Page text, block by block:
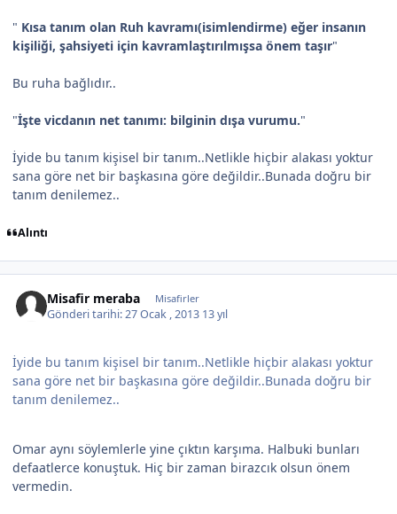
" Kısa tanım olan Ruh kavramı(isimlendirme) eğer insanın
kişiliği, şahsiyeti için kavramlaştırılmışsa önem taşır"
Bu ruha bağlıdır..
"İşte vicdanın net tanımı: bilginin dışa vurumu."
İyide bu tanım kişisel bir tanım..Netlikle hiçbir alakası yoktur
sana göre net bir başkasına göre değildir..Bunada doğru bir
tanım denilemez..
Alıntı
Misafir meraba Misafirler
Gönderi tarihi:27 Ocak , 2013 13 yıl
İyide bu tanım kişisel bir tanım..Netlikle hiçbir alakası yoktur
sana göre net bir başkasına göre değildir..Bunada doğru bir
tanım denilemez..
Omar aynı söylemlerle yine çıktın karşıma. Halbuki bunları
defaatlerce konuştuk. Hiç bir zaman birazcık olsun önem
vermedin.